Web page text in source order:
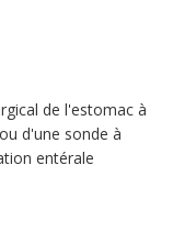
de l'estomac à
d'une sonde à
entérale